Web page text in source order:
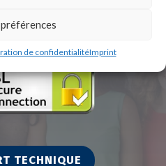
de confidentialitéImprint
TECHNIQUE